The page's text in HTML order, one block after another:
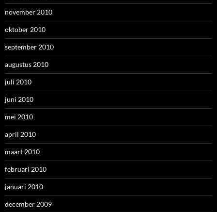
november 2010
oktober 2010
september 2010
augustus 2010
juli 2010
juni 2010
mei 2010
april 2010
maart 2010
februari 2010
januari 2010
december 2009